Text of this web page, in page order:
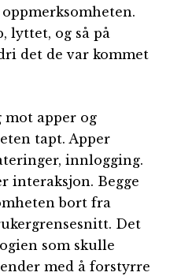
lyttet, og så på
det de var kommet
mot apper og
tapt. Apper
innlogging.
interaksjon. Begge
bort fra
Det
som skulle
med å forstyrre